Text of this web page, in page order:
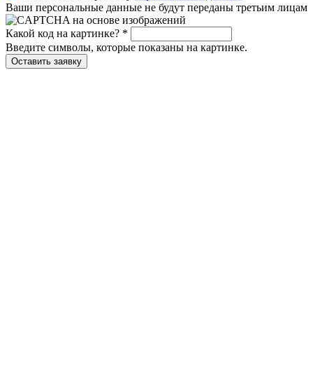
Ваши персональные данные не будут переданы третьим лицам
Какой код на картинке? *
Введите символы, которые показаны на картинке.